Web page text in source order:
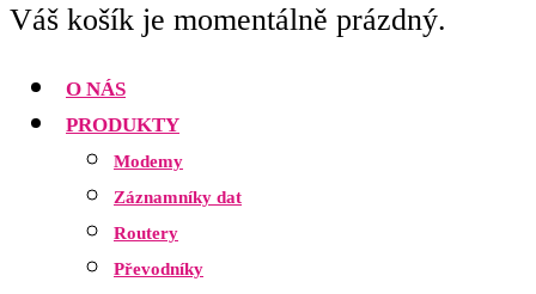
Váš košík je momentálně prázdný.
O NÁS
PRODUKTY
Modemy
Záznamníky dat
Routery
Převodníky